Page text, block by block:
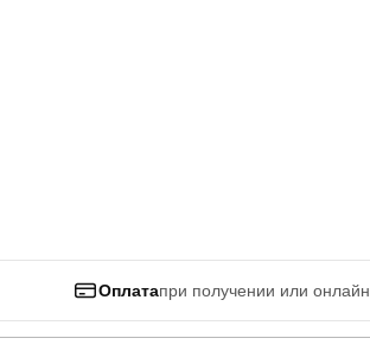
Оплатапри получении или онлайн